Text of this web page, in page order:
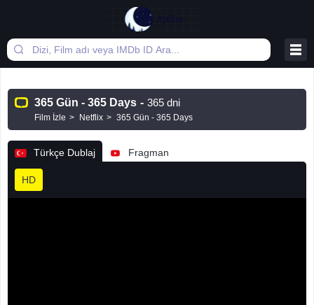
365 Gün - 365 Days - 365 dni
Film İzle Netflix 365 Gün - 365 Days
Türkçe Dublaj Fragman
HD